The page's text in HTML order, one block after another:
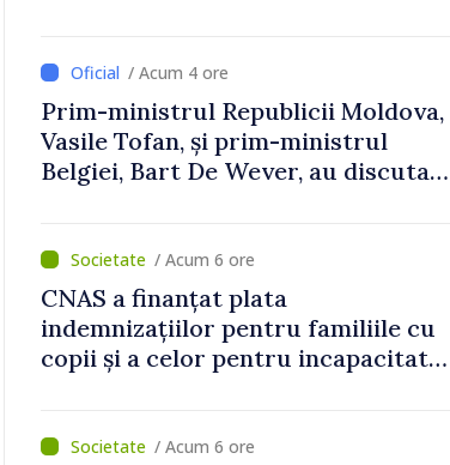
/ Acum 4 ore
Prim-ministrul Republicii Moldova,
Vasile Tofan, și prim-ministrul
Belgiei, Bart De Wever, au discutat
/ Acum 6 ore
CNAS a finanțat plata
indemnizațiilor pentru familiile cu
copii și a celor pentru incapacitate
/ Acum 6 ore